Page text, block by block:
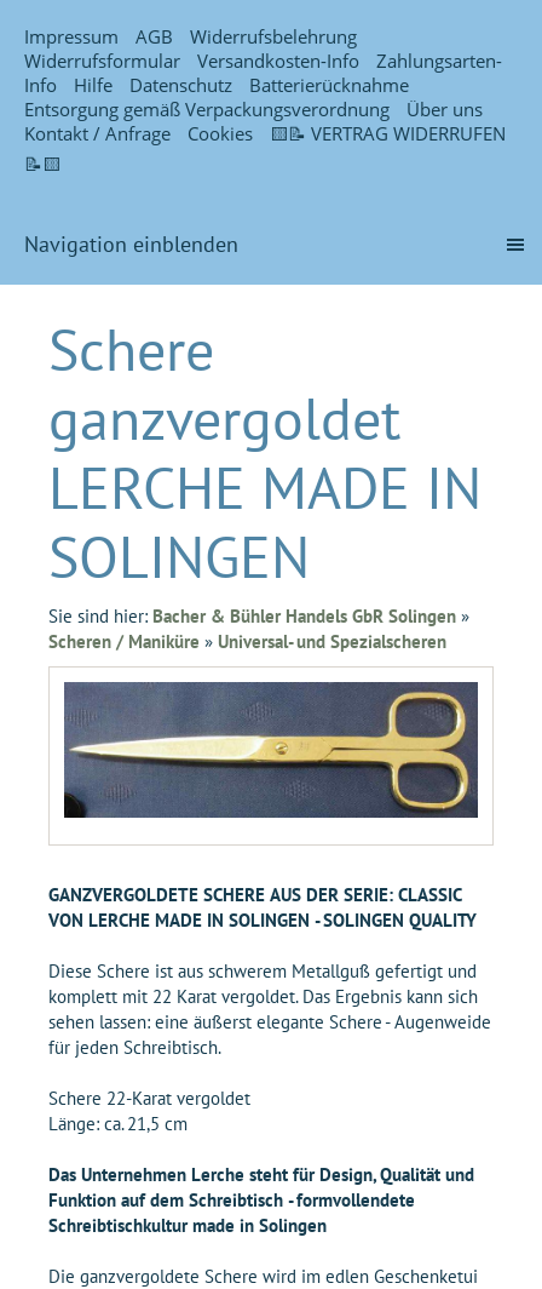
Impressum AGB
Widerrufsbelehrung
Widerrufsformular
Versandkosten-Info
Zahlungsarten-
Info
Hilfe Datenschutz
Batterierücknahme
Entsorgung gemäß Verpackungsverordnung
Über uns
Kontakt / Anfrage
Cookies
🟨📝 VERTRAG WIDERRUFEN
📝🟨
Navigation einblenden
Schere
ganzvergoldet
LERCHE MADE IN
SOLINGEN
Sie sind hier: Bacher & Bühler Handels GbR Solingen »
Scheren / Maniküre » Universal- und Spezialscheren
GANZVERGOLDETE SCHERE AUS DER SERIE: CLASSIC
VON LERCHE MADE IN SOLINGEN - SOLINGEN QUALITY
Diese Schere ist aus schwerem Metallguß gefertigt und
komplett mit 22 Karat vergoldet. Das Ergebnis kann sich
sehen lassen: eine äußerst elegante Schere - Augenweide
für jeden Schreibtisch.
Schere 22-Karat vergoldet
Länge: ca. 21,5 cm
Das Unternehmen Lerche steht für Design, Qualität und
Funktion auf dem Schreibtisch - formvollendete
Schreibtischkultur made in Solingen
Die ganzvergoldete Schere wird im edlen Geschenketui